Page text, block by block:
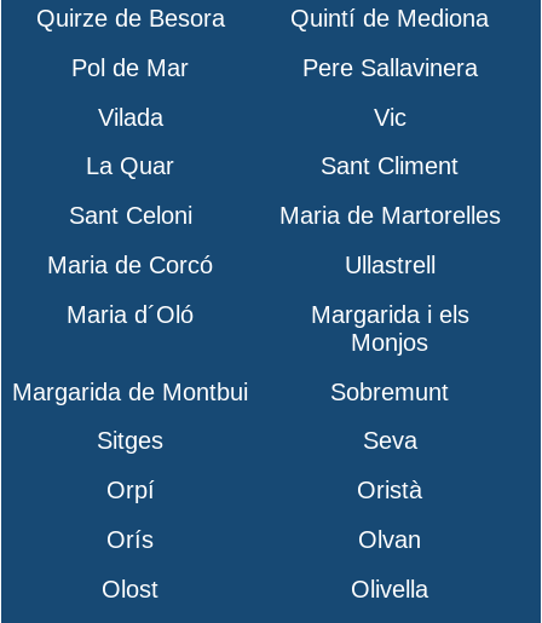
Quirze de Besora
Quintí de Mediona
Pol de Mar
Pere Sallavinera
Vilada
Vic
La Quar
Sant Climent
Sant Celoni
Maria de Martorelles
Maria de Corcó
Ullastrell
Maria d´Oló
Margarida i els
Monjos
Margarida de Montbui
Sobremunt
Sitges
Seva
Orpí
Oristà
Orís
Olvan
Olost
Olivella